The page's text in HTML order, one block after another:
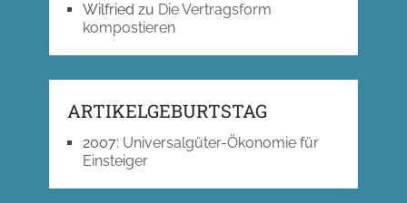
Wilfried zu Die Vertragsform
kompostieren
ARTIKELGEBURTSTAG
2007: Universalgüter-Ökonomie für
Einsteiger